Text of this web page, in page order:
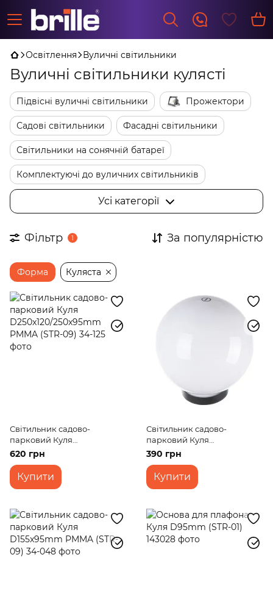
Освітлення Вуличні світильники
Вуличні світильники кулясті
Підвісні вуличні світильники Прожектори
Садові світильники Фасадні світильники
Світильники на сонячній батареї
Комплектуючі до вуличних світильників
Ретро гірлянди лампочки
Тротуарні світильники
Настінні вуличні світильники
Консольні світильники Світильники для басейну
Усі категорії
Фільтр 1 За популярністю
Форма Куляста
Світильник садово-
парковий Куля
D250x120/250x95mm PMMA
(STR-09)
620 грн
Купити
Світильник садово-
парковий Куля
D200x90mm PMMA (STR-09)
390 грн
Купити